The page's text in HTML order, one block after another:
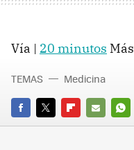
Vía | 20 minutos
FACEBOOK
TWITTERFLIPBOARD
E-
TEMAS Medicina